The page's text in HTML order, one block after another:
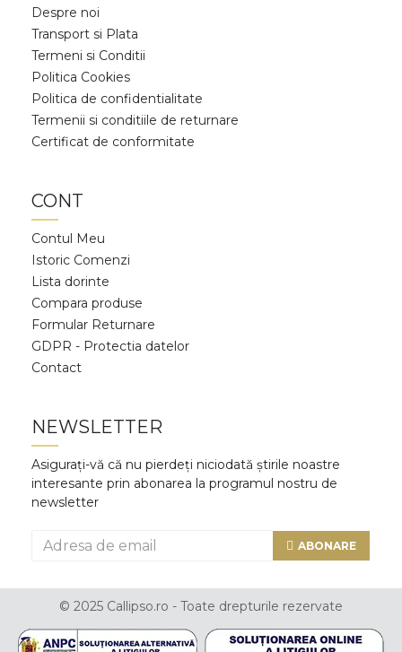
Despre noi
Transport si Plata
Termeni si Conditii
Politica Cookies
Politica de confidentialitate
Termenii si conditiile de returnare
Certificat de conformitate
CONT
Contul Meu
Istoric Comenzi
Lista dorinte
Compara produse
Formular Returnare
GDPR - Protectia datelor
Contact
NEWSLETTER
Asigurați-vă că nu pierdeți niciodată știrile noastre
interesante prin abonarea la programul nostru de
newsletter
ABONARE
© 2025 Callipso.ro - Toate drepturile rezervate